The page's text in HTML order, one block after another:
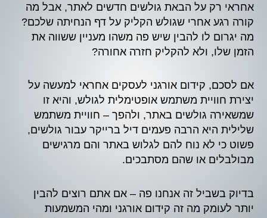
אחראי רק על הבאת גולשים חדשים לאתר, אבל מה
קורה רגע אחרי שגולש הקליק על דף הנחיתה שלכם?
מה יגרום לו להבין שיש פה משהו מעניין ששווה את
הזמן שלו, ולא להקליק חזרה אחורה?
אם לסכם, קידום אורגני לעסקים אחראי למעשה על
יצירת חוויית משתמש אופטימלית לגולש, והיא זו
שמשאירה גולשים באתר, ולהפך – חוויית משתמש
שלילית היא הרבה פעמים דיל ברייקר עבור גולשים,
פשוט כי לא נוח להם לגלוש באתר והם מרגישים
מבולבלים או שהם מסתבכים.
בדיוק בשביל זה אנחנו פה – אם אתם רוצים להבין
יותר לעומק מה זה קידום אורגני ומהי המשמעות